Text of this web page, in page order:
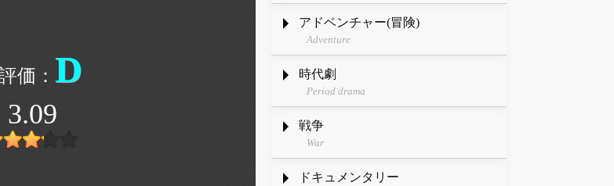
D
3.09
アドベンチャー(冒険)
Adventure
時代劇
Period drama
戦争
War
ドキュメンタリー